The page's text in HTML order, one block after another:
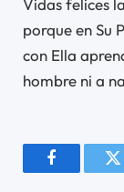
Vidas felices
porque en Su
con Ella
hombre ni a
Facebook